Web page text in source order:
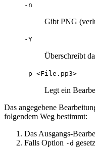
-n
Gibt PNG
-Y
Überschreibt
-p <File.pp3>
Legt ein
Das angegebene
folgendem Weg bestimmt:
Das Ausgangs-
Falls Option -d